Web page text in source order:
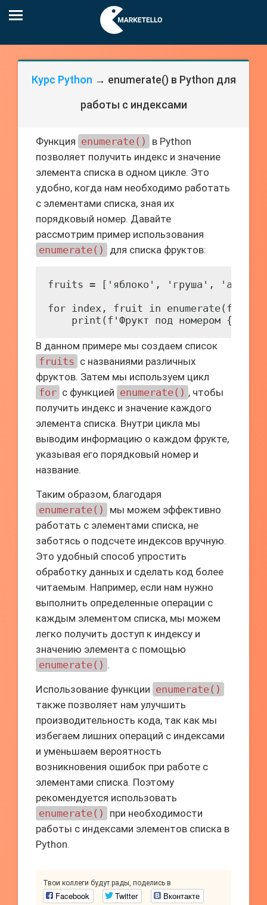
Курс Python → enumerate() в Python для
работы с индексами
Функция enumerate()
в Python
позволяет получить индекс и значение
элемента списка в одном цикле. Это
удобно, когда нам необходимо работать
с элементами списка, зная их
порядковый номер. Давайте
рассмотрим пример использования
enumerate()
для списка фруктов:
fruits = ['яблоко', 'груша',
for index, fruit in
В данном примере мы создаем список
fruits с названиями различных
фруктов. Затем мы используем цикл
for с функцией enumerate() , чтобы
получить индекс и значение каждого
элемента списка. Внутри цикла мы
выводим информацию о каждом фрукте,
указывая его порядковый номер и
название.
Таким образом, благодаря
enumerate()
мы можем эффективно
работать с элементами списка, не
заботясь о подсчете индексов вручную.
Это удобный способ упростить
обработку данных и сделать код более
читаемым. Например, если нам нужно
выполнить определенные операции с
каждым элементом списка, мы можем
легко получить доступ к индексу и
значению элемента с помощью
enumerate() .
Использование функции enumerate()
также позволяет нам улучшить
производительность кода, так как мы
избегаем лишних операций с индексами
и уменьшаем вероятность
возникновения ошибок при работе с
элементами списка. Поэтому
рекомендуется использовать
enumerate()
при необходимости
работы с индексами элементов списка в
Python.
Твои коллеги будут рады, поделись в
Facebook Twitter Вконтакте